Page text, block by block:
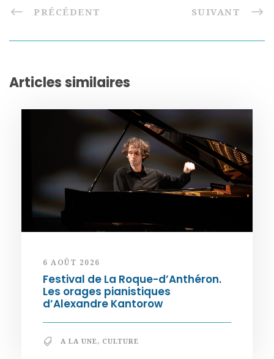
PRÉCÉDENT SUIVANT
Articles similaires
6 AOÛT 2026
Festival de La Roque-d’Anthéron.
Les orages pianistiques
d’Alexandre Kantorow
A LA UNE, CULTURE